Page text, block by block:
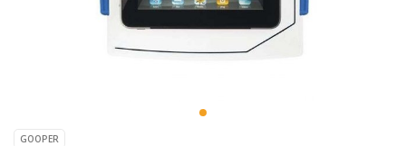
GOOPER